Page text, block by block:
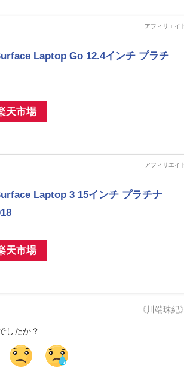
Laptop Go 12.4インチ プラチ
天市場
Laptop 3 15インチ プラチナ
天市場
《川端珠紀》
したか？